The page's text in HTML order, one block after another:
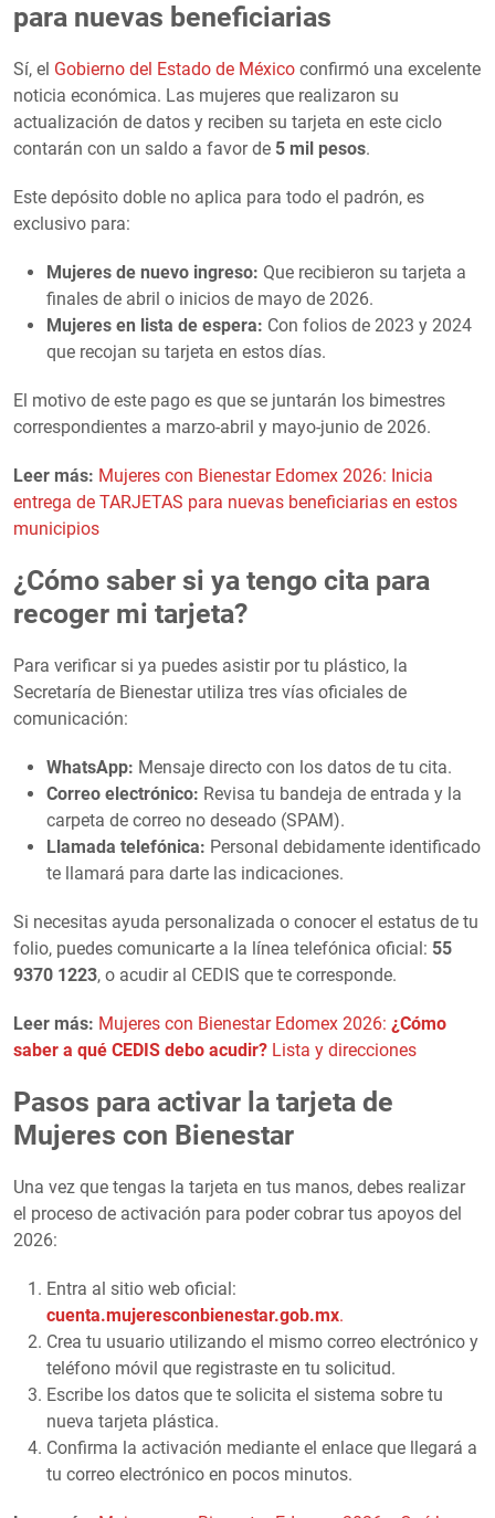
para nuevas beneficiarias
Sí, el Gobierno del Estado de México confirmó una excelente
noticia económica. Las mujeres que realizaron su
actualización de datos y reciben su tarjeta en este ciclo
contarán con un saldo a favor de 5 mil pesos.
Este depósito doble no aplica para todo el padrón, es
exclusivo para:
Mujeres de nuevo ingreso: Que recibieron su tarjeta a
finales de abril o inicios de mayo de 2026.
Mujeres en lista de espera: Con folios de 2023 y 2024
que recojan su tarjeta en estos días.
El motivo de este pago es que se juntarán los bimestres
correspondientes a marzo-abril y mayo-junio de 2026.
Leer más: Mujeres con Bienestar Edomex 2026: Inicia
entrega de TARJETAS para nuevas beneficiarias en estos
municipios
¿Cómo saber si ya tengo cita para
recoger mi tarjeta?
Para verificar si ya puedes asistir por tu plástico, la
Secretaría de Bienestar utiliza tres vías oficiales de
comunicación:
WhatsApp: Mensaje directo con los datos de tu cita.
Correo electrónico: Revisa tu bandeja de entrada y la
carpeta de correo no deseado (SPAM).
Llamada telefónica: Personal debidamente identificado
te llamará para darte las indicaciones.
Si necesitas ayuda personalizada o conocer el estatus de tu
folio, puedes comunicarte a la línea telefónica oficial: 55
9370 1223, o acudir al CEDIS que te corresponde.
Leer más: Mujeres con Bienestar Edomex 2026: ¿Cómo
saber a qué CEDIS debo acudir? Lista y direcciones
Pasos para activar la tarjeta de
Mujeres con Bienestar
Una vez que tengas la tarjeta en tus manos, debes realizar
el proceso de activación para poder cobrar tus apoyos del
2026:
Entra al sitio web oficial:
cuenta.mujeresconbienestar.gob.mx.
Crea tu usuario utilizando el mismo correo electrónico y
teléfono móvil que registraste en tu solicitud.
Escribe los datos que te solicita el sistema sobre tu
nueva tarjeta plástica.
Confirma la activación mediante el enlace que llegará a
tu correo electrónico en pocos minutos.